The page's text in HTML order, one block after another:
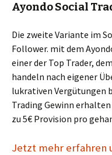
Ayondo Social
Die zweite Variante im
Follower. mit dem
einer der Top Trader,
handeln nach eigener
lukrativen Vergütungen
Trading Gewinn erhalten
zu 5€ Provision pro
Jetzt mehr erfahren